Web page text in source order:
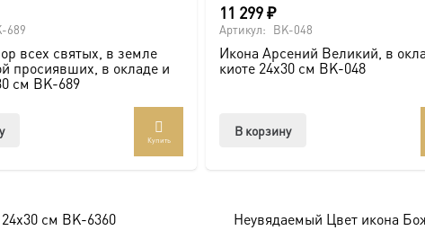
образа в стильном и солидном обрамлении.
Подписывайтесь на нашу группу ВКонтакте: https://
689
всех святых, в земле
просиявших, в окладе и
см BK-689
Купить
11 299₽
Артикул: BK-048
Икона Арсений Великий, в
киоте 24х30 см BK-048
В корзину
см BK-6360 Неувядаемый Цвет икона